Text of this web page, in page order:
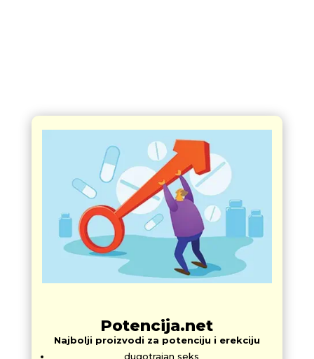
Potencija.net
Najbolji proizvodi za potenciju i erekciju
dugotrajan seks